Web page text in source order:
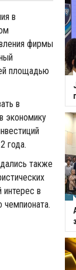
в
фирмы
площадью
в
экономику
года.
также
в
чемпионата.